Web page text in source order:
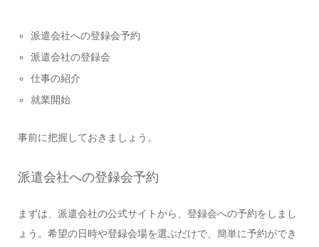
派遣会社への登録会予約
派遣会社の登録会
仕事の紹介
就業開始
事前に把握しておきましょう。
派遣会社への登録会予約
まずは、派遣会社の公式サイトから、登録会への予約をしまし
ょう。希望の日時や登録会場を選ぶだけで、簡単に予約ができ